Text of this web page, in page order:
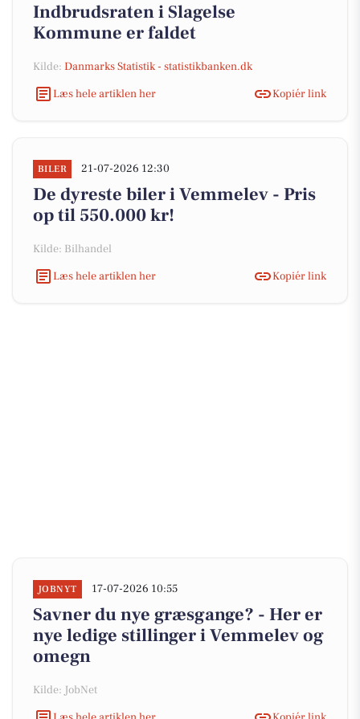
Indbrudsraten i Slagelse
Kommune er faldet
Kilde: Danmarks Statistik - statistikbanken.dk
Læs hele artiklen her
Kopiér link
BILER 21-07-2026 12:30
De dyreste biler i Vemmelev - Pris
op til 550.000 kr!
Kilde: Bilhandel
Læs hele artiklen her
Kopiér link
JOBNYT 17-07-2026 10:55
Savner du nye græsgange? - Her er
nye ledige stillinger i Vemmelev og
omegn
Kilde: JobNet